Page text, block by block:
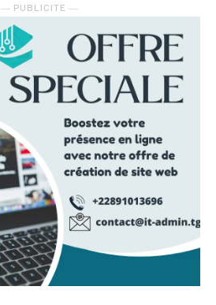
― PUBLICITE ―